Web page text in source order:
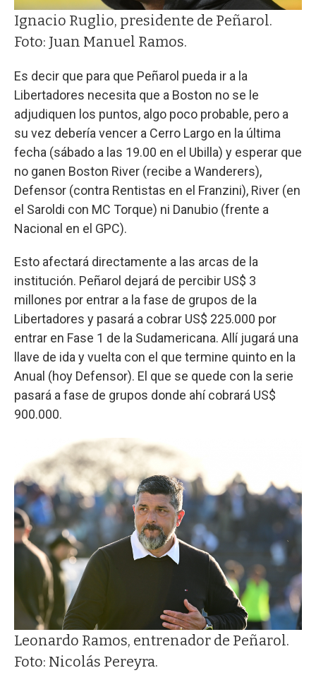
Ignacio Ruglio, presidente de Peñarol.
Foto: Juan Manuel Ramos.
Es decir que para que Peñarol pueda ir a la
Libertadores necesita que a Boston no se le
adjudiquen los puntos, algo poco probable, pero a
su vez debería vencer a Cerro Largo en la última
fecha (sábado a las 19.00 en el Ubilla) y esperar que
no ganen Boston River (recibe a Wanderers),
Defensor (contra Rentistas en el Franzini), River (en
el Saroldi con MC Torque) ni Danubio (frente a
Nacional en el GPC).
Esto afectará directamente a las arcas de la
institución. Peñarol dejará de percibir US$ 3
millones por entrar a la fase de grupos de la
Libertadores y pasará a cobrar US$ 225.000 por
entrar en Fase 1 de la Sudamericana. Allí jugará una
llave de ida y vuelta con el que termine quinto en la
Anual (hoy Defensor). El que se quede con la serie
pasará a fase de grupos donde ahí cobrará US$
900.000.
Leonardo Ramos, entrenador de Peñarol.
Foto: Nicolás Pereyra.